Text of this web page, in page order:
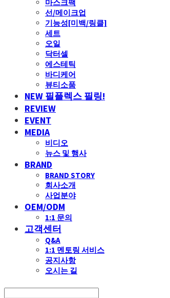
마스크팩
선/메이크업
기능성[미백/링클]
세트
오일
닥터셀
에스테틱
바디케어
뷰티소품
NEW 필플렉스 필링!
REVIEW
EVENT
MEDIA
비디오
뉴스 및 행사
BRAND
BRAND STORY
회사소개
사업분야
OEM/ODM
1:1 문의
고객센터
Q&A
1:1 멘토링 서비스
공지사항
오시는 길